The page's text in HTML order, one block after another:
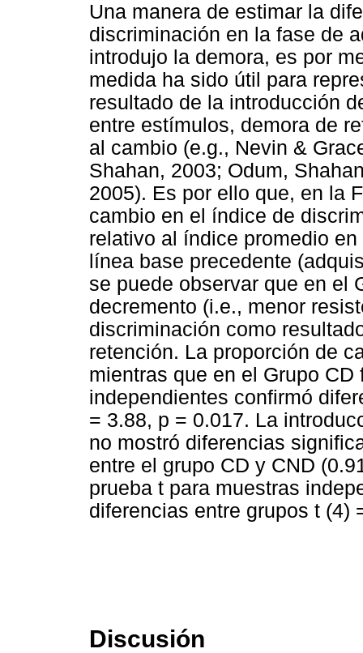
Una manera de estimar la
discriminación en la fase de
introdujo la demora, es por
medida ha sido útil para
resultado de la introducción
entre estímulos, demora de
al cambio (e.g., Nevin &
Shahan, 2003; Odum,
2005). Es por ello que, en la
cambio en el índice de
relativo al índice promedio
línea base precedente
se puede observar que en el
decremento (i.e., menor
discriminación como
retención. La proporción de
mientras que en el Grupo
independientes confirmó
= 3.88, p = 0.017. La
no mostró diferencias
entre el grupo CD y CND
prueba t para muestras
diferencias entre grupos t (4)
Discusión